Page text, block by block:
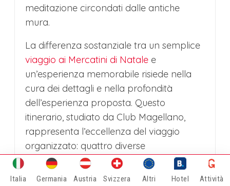
meditazione circondati dalle antiche
mura.
La differenza sostanziale tra un semplice
viaggio ai Mercatini di Natale e
un’esperienza memorabile risiede nella
cura dei dettagli e nella profondità
dell’esperienza proposta. Questo
itinerario, studiato da Club Magellano,
rappresenta l’eccellenza del viaggio
organizzato: quattro diverse
interpretazioni dello spirito natalizio,
logistica perfetta che massimizza il tempo
Italia Germania Austria Svizzera Altri Hotel Attività